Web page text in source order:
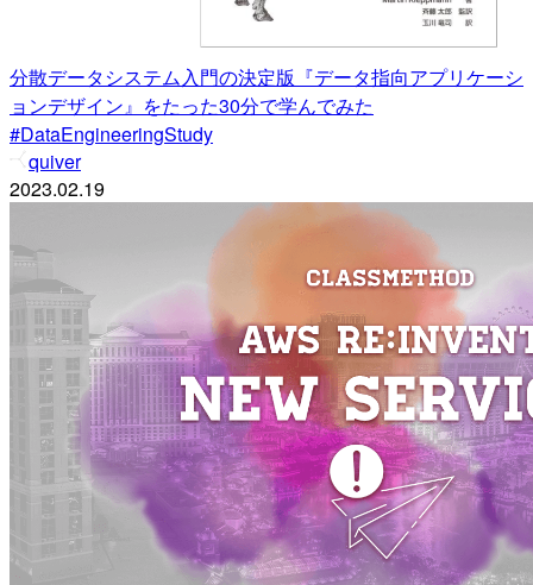
分散データシステム入門の決定版『データ指向アプリケーシ
ョンデザイン』をたった30分で学んでみた
#DataEngineeringStudy
quiver
2023.02.19